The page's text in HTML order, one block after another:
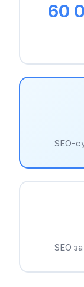
60
SEO-
SEO